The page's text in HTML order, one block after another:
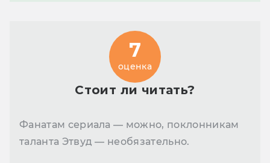
Стоит ли читать?
7
оценка
Фанатам сериала — можно, поклонникам
таланта Этвуд — необязательно.